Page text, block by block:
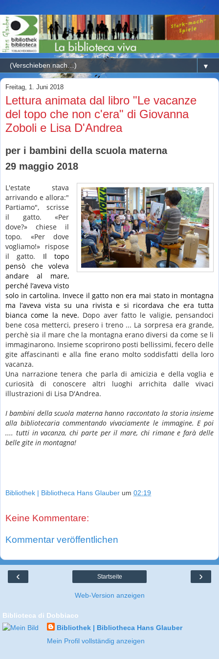
▼
Freitag, 1. Juni 2018
Lettura animata dal libro "Le vacanze
del topo che non c'era" di Giovanna
Zoboli e Lisa D'Andrea
per i bambini della scuola materna
29 maggio 2018
L'estate stava
arrivando e allora:"
Partiamo", scrisse
il gatto. «Per
dove?» chiese il
topo. «Per dove
vogliamo!» rispose
il gatto. Il topo
pensò che voleva
andare al mare,
perché l’aveva visto
solo in cartolina. Invece il gatto non era mai stato in montagna
ma l’aveva vista su una rivista e si ricordava che era tutta
bianca come la neve. Dopo aver fatto le valigie, pensandoci
bene cosa metterci, presero i treno ... La sorpresa era grande,
perchè sia il mare che la montagna erano diversi da come se li
immaginarono. Insieme scoprirono posti bellissimi, fecero delle
gite affascinanti e alla fine erano molto soddisfatti della loro
vacanza.
Una narrazione tenera che parla di amicizia e della voglia e
curiosità di conoscere altri luoghi arrichita dalle vivaci
illustrazioni di Lisa D'Andrea.
I bambini della scuola materna hanno raccontato la storia insieme
alla bibliotecaria commentando vivaciamente le immagine. E poi
.... tutti in vacanza, chi parte per il mare, chi rimane e farà delle
belle gite in montagna!
Bibliothek | Bibliotheca Hans Glauber um 02:19
Keine Kommentare:
Kommentar veröffentlichen
‹ ›
Startseite
Web-Version anzeigen
Biblioteca di Dobbiaco
Bibliothek | Bibliotheca Hans Glauber
Mein Profil vollständig anzeigen